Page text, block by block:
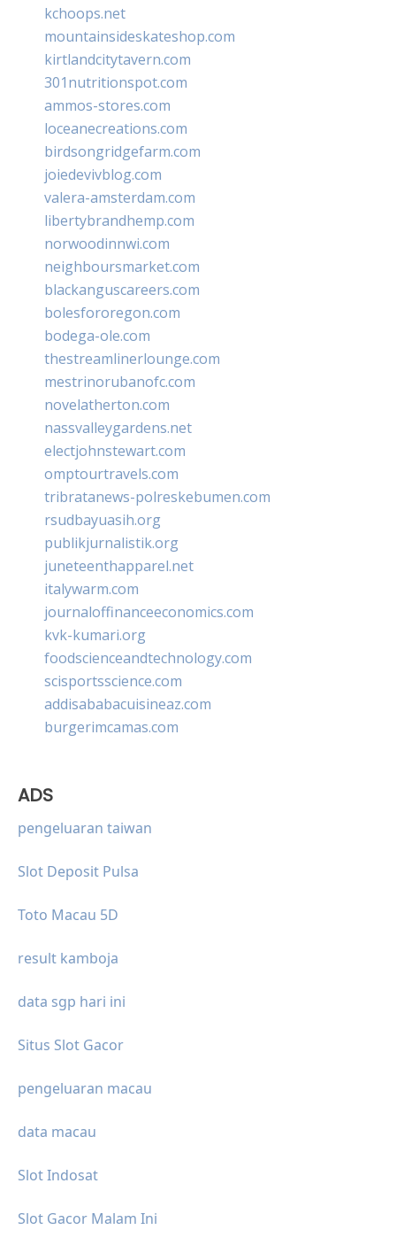
kchoops.net
mountainsideskateshop.com
kirtlandcitytavern.com
301nutritionspot.com
ammos-stores.com
loceanecreations.com
birdsongridgefarm.com
joiedevivblog.com
valera-amsterdam.com
libertybrandhemp.com
norwoodinnwi.com
neighboursmarket.com
blackanguscareers.com
bolesfororegon.com
bodega-ole.com
thestreamlinerlounge.com
mestrinorubanofc.com
novelatherton.com
nassvalleygardens.net
electjohnstewart.com
omptourtravels.com
tribratanews-polreskebumen.com
rsudbayuasih.org
publikjurnalistik.org
juneteenthapparel.net
italywarm.com
journaloffinanceeconomics.com
kvk-kumari.org
foodscienceandtechnology.com
scisportsscience.com
addisababacuisineaz.com
burgerimcamas.com
ADS
pengeluaran taiwan
Slot Deposit Pulsa
Toto Macau 5D
result kamboja
data sgp hari ini
Situs Slot Gacor
pengeluaran macau
data macau
Slot Indosat
Slot Gacor Malam Ini